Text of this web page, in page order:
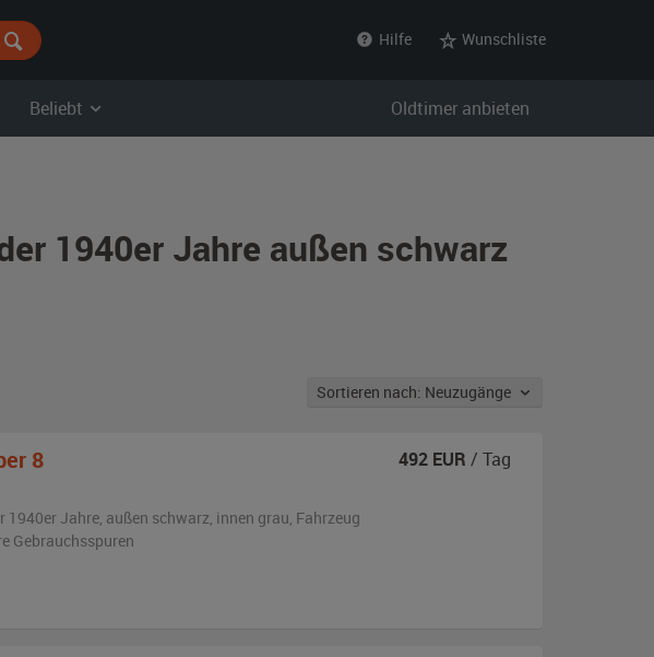
Hilfe Wunschliste
Beliebt Oldtimer anbieten
1940er Jahre außen schwarz
Sortieren nach: Neuzugänge
8
1940er Jahre, außen schwarz, innen grau, Fahrzeug
Gebrauchsspuren
492 EUR / Tag